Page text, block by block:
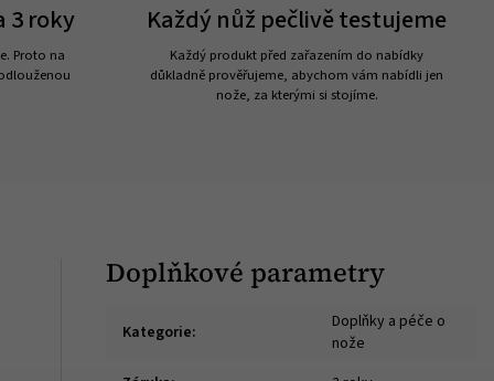
3 roky
Proto na
Každý nůž pečlivě testujeme
Každý produkt před zařazením do nabídky
důkladně prověřujeme, abychom vám nabídli jen
nože, za kterými si stojíme.
Doplňkové parametry
Kategorie:
Doplňky a péče o
nože